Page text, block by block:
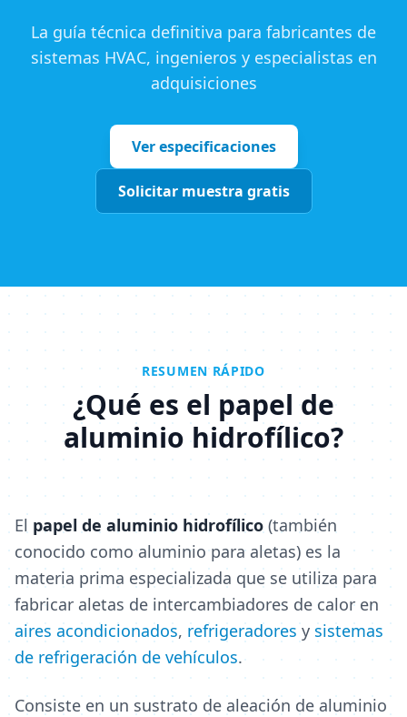
La guía técnica definitiva para fabricantes de
sistemas HVAC, ingenieros y especialistas en
adquisiciones
Ver especificaciones
Solicitar muestra gratis
RESUMEN RÁPIDO
¿Qué es el papel de
aluminio hidrofílico?
El papel de aluminio hidrofílico (también
conocido como aluminio para aletas) es la
materia prima especializada que se utiliza para
fabricar aletas de intercambiadores de calor en
aires acondicionados, refrigeradoresy sistemas
de refrigeración de vehículos.
Consiste en un sustrato de aleación de aluminio